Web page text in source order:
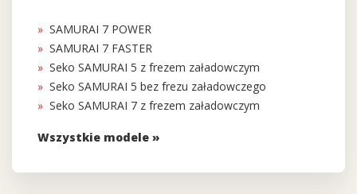
SAMURAI 7 POWER
SAMURAI 7 FASTER
Seko SAMURAI 5 z frezem załadowczym
Seko SAMURAI 5 bez frezu załadowczego
Seko SAMURAI 7 z frezem załadowczym
Wszystkie modele »